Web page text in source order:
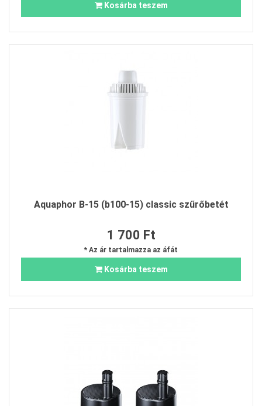
Kosárba teszem
Aquaphor B-15 (b100-15) classic szűrőbetét
1 700 Ft
* Az ár tartalmazza az áfát
Kosárba teszem